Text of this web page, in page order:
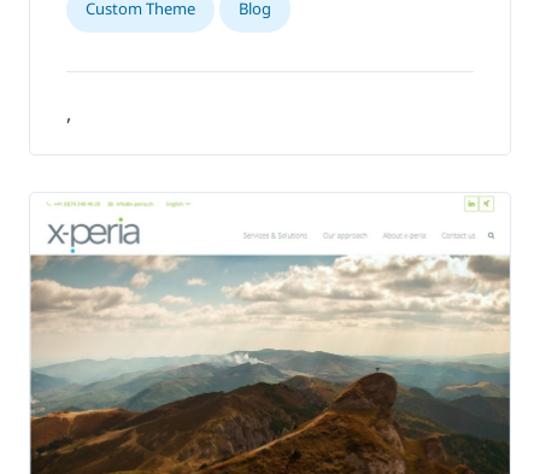
Custom Theme Blog
,